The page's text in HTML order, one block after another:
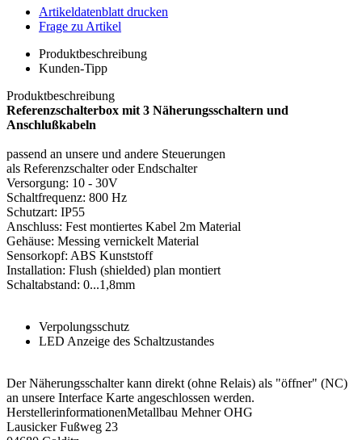
Artikeldatenblatt drucken
Frage zu Artikel
Produktbeschreibung
Kunden-Tipp
Produktbeschreibung
Referenzschalterbox mit 3 Näherungsschaltern und
Anschlußkabeln
passend an unsere und andere Steuerungen
als Referenzschalter oder Endschalter
Versorgung: 10 - 30V
Schaltfrequenz: 800 Hz
Schutzart: IP55
Anschluss: Fest montiertes Kabel 2m Material
Gehäuse: Messing vernickelt Material
Sensorkopf: ABS Kunststoff
Installation: Flush (shielded) plan montiert
Schaltabstand: 0...1,8mm
Verpolungsschutz
LED Anzeige des Schaltzustandes
Der Näherungsschalter kann direkt (ohne Relais) als "öffner" (NC)
an unsere Interface Karte angeschlossen werden.
HerstellerinformationenMetallbau Mehner OHG
Lausicker Fußweg 23